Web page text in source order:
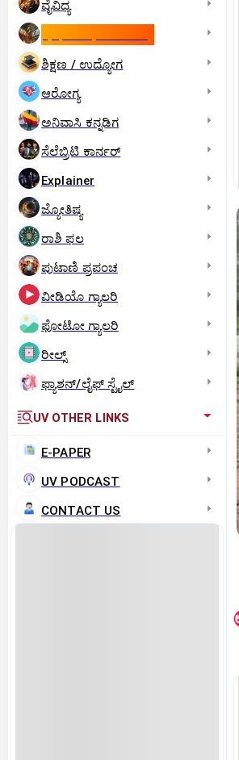
ವೈವಿಧ್ಯ
ಶಿಕ್ಷಣ / ಉದ್ಯೋಗ
ಆರೋಗ್ಯ
ಅನಿವಾಸಿ ಕನ್ನಡಿಗ
ಸೆಲೆಬ್ರಿಟಿ ಕಾರ್ನರ್‌
Explainer
ಜ್ಯೋತಿಷ್ಯ
ರಾಶಿ ಫಲ
ಪುಟಾಣಿ ಪ್ರಪಂಚ
ವೀಡಿಯೊ ಗ್ಯಾಲರಿ
ಫೋಟೋ ಗ್ಯಾಲರಿ
ರೀಲ್ಸ್
ಫ್ಯಾಶನ್/ಲೈಫ್‌ ಸ್ಟೈಲ್
UV OTHER LINKS
E-PAPER
UV PODCAST
CONTACT US